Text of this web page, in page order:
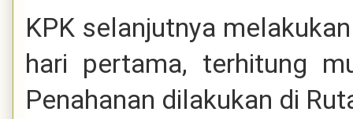
KPK selanjutnya
hari pertama, terhitung
Penahanan dilakukan di